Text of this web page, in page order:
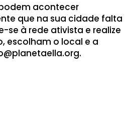
acontecer
que na sua cidade falta
se à rede ativista e realize
escolham o local e a